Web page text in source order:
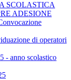
SCOLASTICA
ADESIONE
di operatori
- anno scolastico